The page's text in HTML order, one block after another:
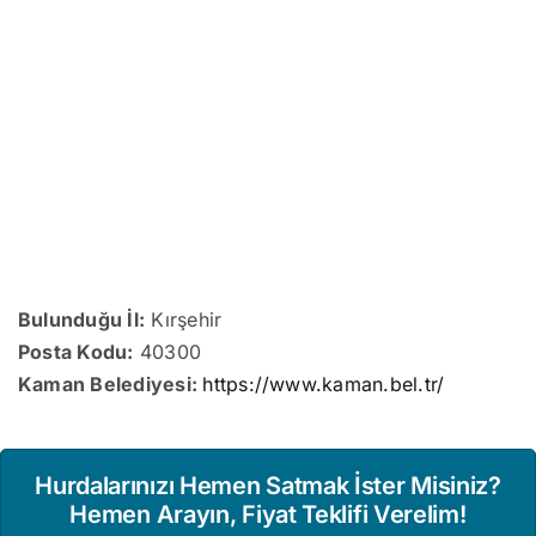
Bulunduğu İl: Kırşehir
Posta Kodu: 40300
Kaman Belediyesi: https://www.kaman.bel.tr/
Hurdalarınızı Hemen Satmak İster Misiniz?
Hemen Arayın, Fiyat Teklifi Verelim!